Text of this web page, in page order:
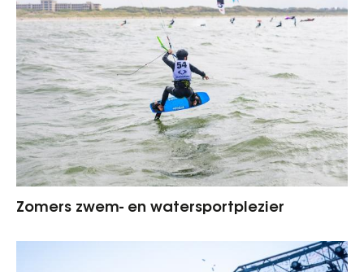
Zomers zwem- en watersportplezier